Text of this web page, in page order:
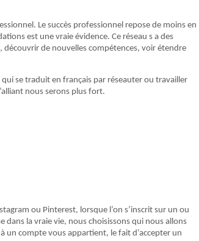
Le succès professionnel repose de moins en
est une vraie évidence. Ce réseau s a des
découvrir de nouvelles compétences, voir étendre
se traduit en français par réseauter ou travailler
nous serons plus fort.
ou Pinterest, lorsque l’on s’inscrit sur un ou
dans la vraie vie, nous choisissons qui nous allons
un compte vous appartient, le fait d’accepter un